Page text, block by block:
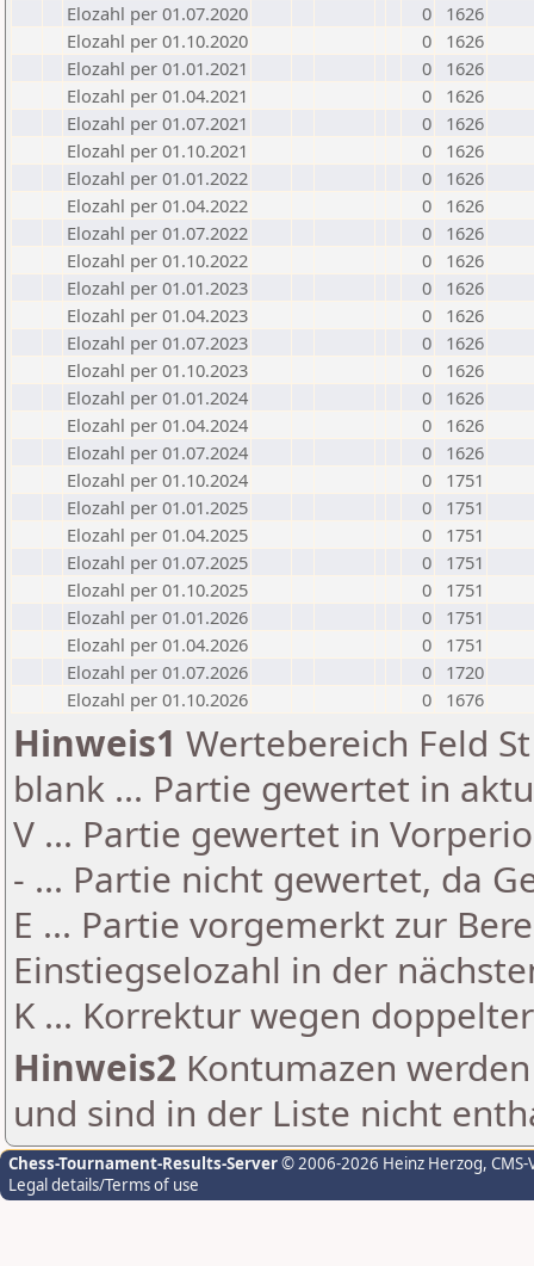
Elozahl per 01.07.2020
0
1626
Elozahl per 01.10.2020
0
1626
Elozahl per 01.01.2021
0
1626
Elozahl per 01.04.2021
0
1626
Elozahl per 01.07.2021
0
1626
Elozahl per 01.10.2021
0
1626
Elozahl per 01.01.2022
0
1626
Elozahl per 01.04.2022
0
1626
Elozahl per 01.07.2022
0
1626
Elozahl per 01.10.2022
0
1626
Elozahl per 01.01.2023
0
1626
Elozahl per 01.04.2023
0
1626
Elozahl per 01.07.2023
0
1626
Elozahl per 01.10.2023
0
1626
Elozahl per 01.01.2024
0
1626
Elozahl per 01.04.2024
0
1626
Elozahl per 01.07.2024
0
1626
Elozahl per 01.10.2024
0
1751
Elozahl per 01.01.2025
0
1751
Elozahl per 01.04.2025
0
1751
Elozahl per 01.07.2025
0
1751
Elozahl per 01.10.2025
0
1751
Elozahl per 01.01.2026
0
1751
Elozahl per 01.04.2026
0
1751
Elozahl per 01.07.2026
0
1720
Elozahl per 01.10.2026
0 1676
Hinweis1 Wertebereich Feld
blank ... Partie gewertet in
V ... Partie gewertet in
- ... Partie nicht gewertet, da
E ... Partie vorgemerkt zur
Einstiegselozahl in der
K ... Korrektur wegen
Hinweis2 Kontumazen
und sind in der Liste nicht
Chess-Tournament-Results-Server© 2006-2026 Heinz Herzog,
Legal details/Terms of use